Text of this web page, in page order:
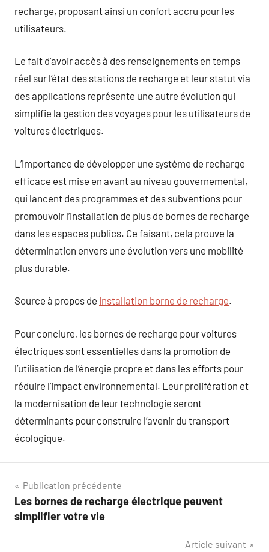
recharge, proposant ainsi un confort accru pour les
utilisateurs.
Le fait d’avoir accès à des renseignements en temps
réel sur l’état des stations de recharge et leur statut via
des applications représente une autre évolution qui
simplifie la gestion des voyages pour les utilisateurs de
voitures électriques.
L’importance de développer une système de recharge
efficace est mise en avant au niveau gouvernemental,
qui lancent des programmes et des subventions pour
promouvoir l’installation de plus de bornes de recharge
dans les espaces publics. Ce faisant, cela prouve la
détermination envers une évolution vers une mobilité
plus durable.
Source à propos de Installation borne de recharge.
Pour conclure, les bornes de recharge pour voitures
électriques sont essentielles dans la promotion de
l’utilisation de l’énergie propre et dans les efforts pour
réduire l’impact environnemental. Leur prolifération et
la modernisation de leur technologie seront
déterminants pour construire l’avenir du transport
écologique.
Navigation
de
Publication précédente
Les bornes de recharge électrique peuvent
simplifier votre vie
Article suivant